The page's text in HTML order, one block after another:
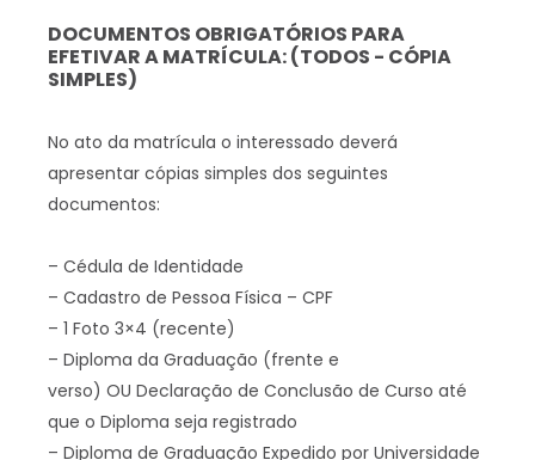
DOCUMENTOS OBRIGATÓRIOS PARA
EFETIVAR A MATRÍCULA: (TODOS - CÓPIA
SIMPLES)
No ato da matrícula o interessado deverá
apresentar cópias simples dos seguintes
documentos:
– Cédula de Identidade
– Cadastro de Pessoa Física – CPF
– 1 Foto 3×4 (recente)
– Diploma da Graduação (frente e
verso) OU Declaração de Conclusão de Curso até
que o Diploma seja registrado
– Diploma de Graduação Expedido por Universidade